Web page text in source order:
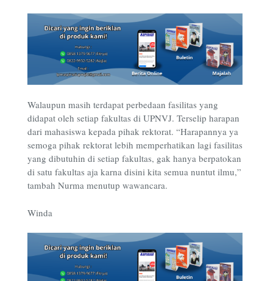
Walaupun masih terdapat perbedaan fasilitas yang
didapat oleh setiap fakultas di UPNVJ. Terselip harapan
dari mahasiswa kepada pihak rektorat. “Harapannya ya
semoga pihak rektorat lebih memperhatikan lagi fasilitas
yang dibutuhin di setiap fakultas, gak hanya berpatokan
di satu fakultas aja karna disini kita semua nuntut ilmu,”
tambah Nurma menutup wawancara.
Winda